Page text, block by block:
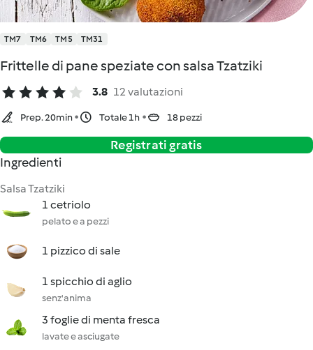
TM7 TM6 TM5 TM31
Frittelle di pane speziate con salsa Tzatziki
3.8 12 valutazioni
Prep. 20min Totale 1h 18 pezzi
Registrati gratis
Ingredienti
Salsa Tzatziki
1 cetriolo
pelato e a pezzi
1 pizzico di sale
1 spicchio di aglio
senz'anima
3 foglie di menta fresca
lavate e asciugate